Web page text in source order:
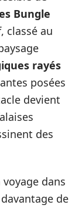
Bungle
classé au
rayés
posées
devient
des
dans
de